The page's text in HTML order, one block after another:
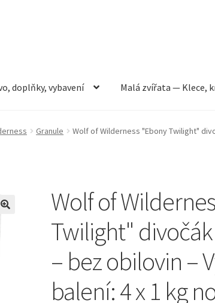
doplňky, vybavení Malá zvířata — Klece,
krmivo, vybavení Můj účet ObchodPokladna Vše
Granule Wolf of Wilderness "Ebony Twilight"
Wolf of
Twilight"
– bez obilovin –
balení: 4 x 1 kg